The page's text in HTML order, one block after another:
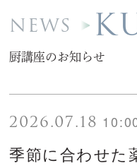
NEWS
厨講座のお知らせ
2026.07.18
季節に合わせ